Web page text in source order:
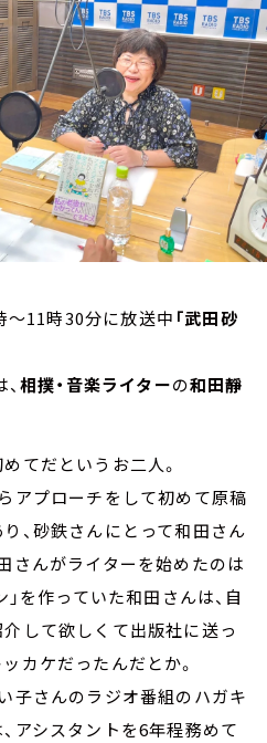
11時30分に放送中 「武田砂
相撲・音楽ライターの和田靜
てだというお二人。
アプローチをして初めて原稿
、砂鉄さんにとって和田さん
さんがライターを始めたのは
を作っていた和田さんは、自
して欲しくて出版社に送っ
カケだったんだとか。
子さんのラジオ番組のハガキ
アシスタントを6年程務めて